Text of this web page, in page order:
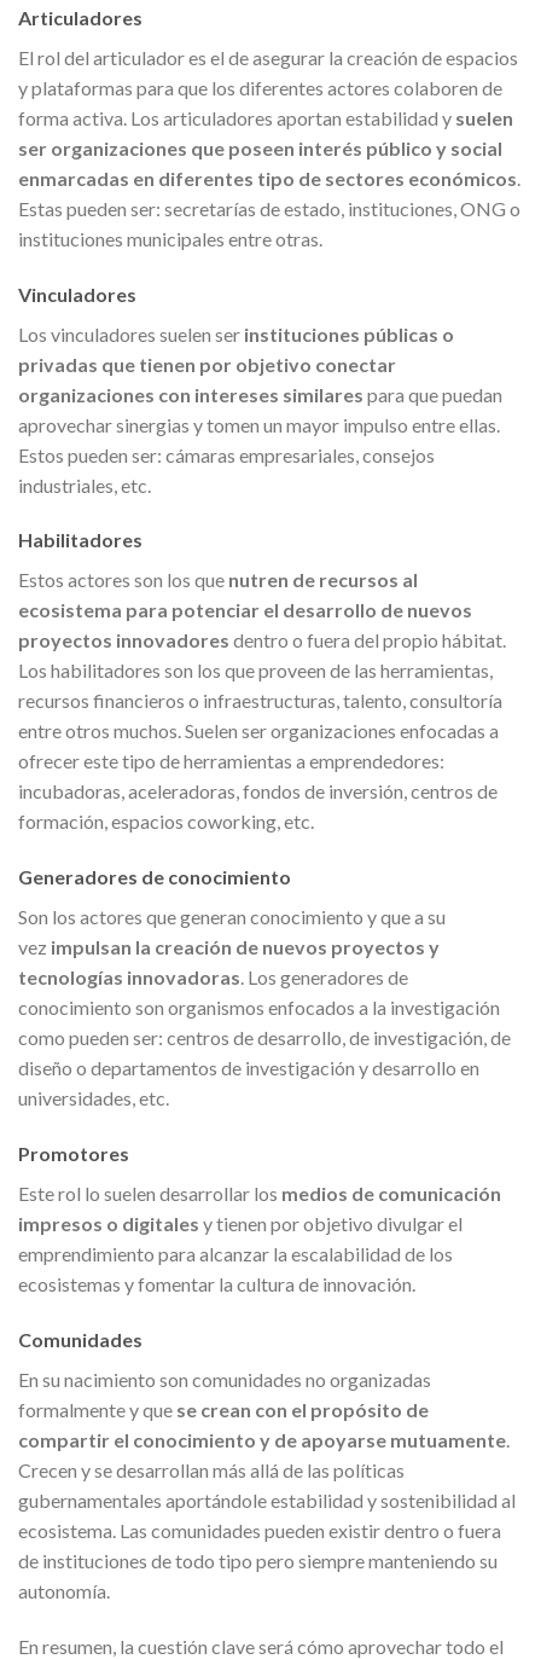
Articuladores
El rol del articulador es el de asegurar la creación de espacios
y plataformas para que los diferentes actores colaboren de
forma activa. Los articuladores aportan estabilidad y suelen
ser organizaciones que poseen interés público y social
enmarcadas en diferentes tipo de sectores económicos.
Estas pueden ser: secretarías de estado, instituciones, ONG o
instituciones municipales entre otras.
Vinculadores
Los vinculadores suelen ser instituciones públicas o
privadas que tienen por objetivo conectar
organizaciones con intereses similares para que puedan
aprovechar sinergias y tomen un mayor impulso entre ellas.
Estos pueden ser: cámaras empresariales, consejos
industriales, etc.
Habilitadores
Estos actores son los que nutren de recursos al
ecosistema para potenciar el desarrollo de nuevos
proyectos innovadores dentro o fuera del propio hábitat.
Los habilitadores son los que proveen de las herramientas,
recursos financieros o infraestructuras, talento, consultoría
entre otros muchos. Suelen ser organizaciones enfocadas a
ofrecer este tipo de herramientas a emprendedores:
incubadoras, aceleradoras, fondos de inversión, centros de
formación, espacios coworking, etc.
Generadores de conocimiento
Son los actores que generan conocimiento y que a su
vez impulsan la creación de nuevos proyectos y
tecnologías innovadoras. Los generadores de
conocimiento son organismos enfocados a la investigación
como pueden ser: centros de desarrollo, de investigación, de
diseño o departamentos de investigación y desarrollo en
universidades, etc.
Promotores
Este rol lo suelen desarrollar los medios de comunicación
impresos o digitales y tienen por objetivo divulgar el
emprendimiento para alcanzar la escalabilidad de los
ecosistemas y fomentar la cultura de innovación.
Comunidades
En su nacimiento son comunidades no organizadas
formalmente y que se crean con el propósito de
compartir el conocimiento y de apoyarse mutuamente.
Crecen y se desarrollan más allá de las políticas
gubernamentales aportándole estabilidad y sostenibilidad al
ecosistema. Las comunidades pueden existir dentro o fuera
de instituciones de todo tipo pero siempre manteniendo su
autonomía.
En resumen, la cuestión clave será cómo aprovechar todo el